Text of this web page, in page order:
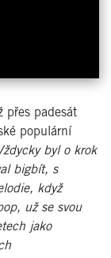
přes padesát
populární
byl o krok
bigbít, s
když
už se svou
jako